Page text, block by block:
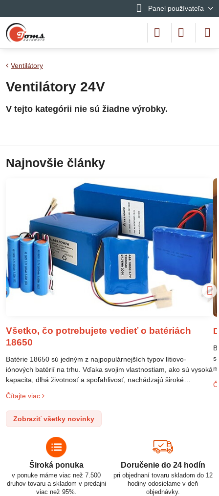
Panel používateľa
Ventilátory
Ventilátory 24V
Najnovšie články
Všetko, čo potrebujete vedieť o batériách
18650
Batérie 18650 sú jedným z najpopulárnejších typov lítiovo-
iónových batérií na trhu. Vďaka svojim vlastnostiam, ako sú vysoká
kapacita, dlhá životnosť a spoľahlivosť, nachádzajú široké
po elektrické vozidlá. Pochopenie ich delenia, označovania a
správneho používania je kľúčom k ich efektívnemu a bezpečnému
využitiu.
Čítajte viac
Zobraziť všetky novinky
Široká ponuka
v ponuke máme viac než 7.500
druhov tovaru a skladom v predajni
viac než 95%.
Doručenie do 24 hodín
pri objednaní tovaru skladom do 12
hodiny odosielame v deň
objednávky.